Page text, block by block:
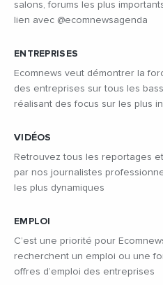
salons, forums les plus
lien avec @ecomnewsagenda
ENTREPRISES
Ecomnews veut démontrer la
des entreprises sur tous les
réalisant des focus sur les plus
VIDÉOS
Retrouvez tous les reportages
par nos journalistes
les plus dynamiques
EMPLOI
C’est une priorité pour
recherchent un emploi ou une
offres d’emploi des entreprises